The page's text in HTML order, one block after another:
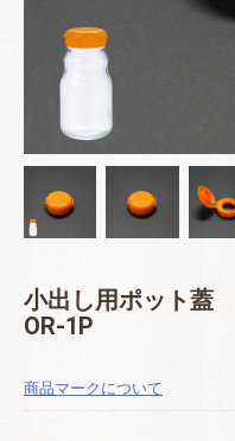
小出し用ポット蓋
OR-1P
商品マークについて